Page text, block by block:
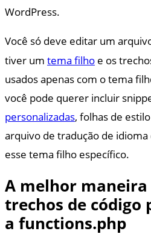
WordPress.
Você só deve editar um
tiver um tema filho e os
usados ​​apenas com o tema
você pode querer incluir
personalizadas, folhas de
arquivo de tradução de
esse tema filho específico.
A melhor
trechos de código
a functions.php